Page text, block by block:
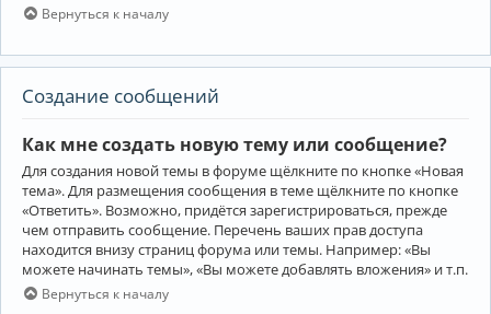
Вернуться к началу
Создание сообщений
Как мне создать новую тему или сообщение?
Для создания новой темы в форуме щёлкните по кнопке «Новая
тема». Для размещения сообщения в теме щёлкните по кнопке
«Ответить». Возможно, придётся зарегистрироваться, прежде
чем отправить сообщение. Перечень ваших прав доступа
находится внизу страниц форума или темы. Например: «Вы
можете начинать темы», «Вы можете добавлять вложения» и т.п.
Вернуться к началу